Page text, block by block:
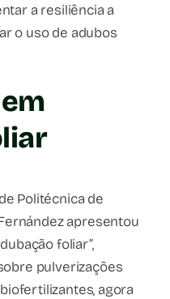
a resiliência a
o uso de adubos
Politécnica de
apresentou
foliar”,
pulverizações
agora